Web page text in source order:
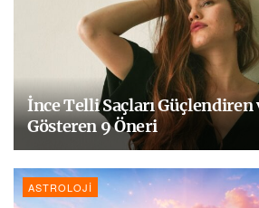
İnce Telli Saçları Güçlendiren
Gösteren 9 Öneri
ASTROLOJI